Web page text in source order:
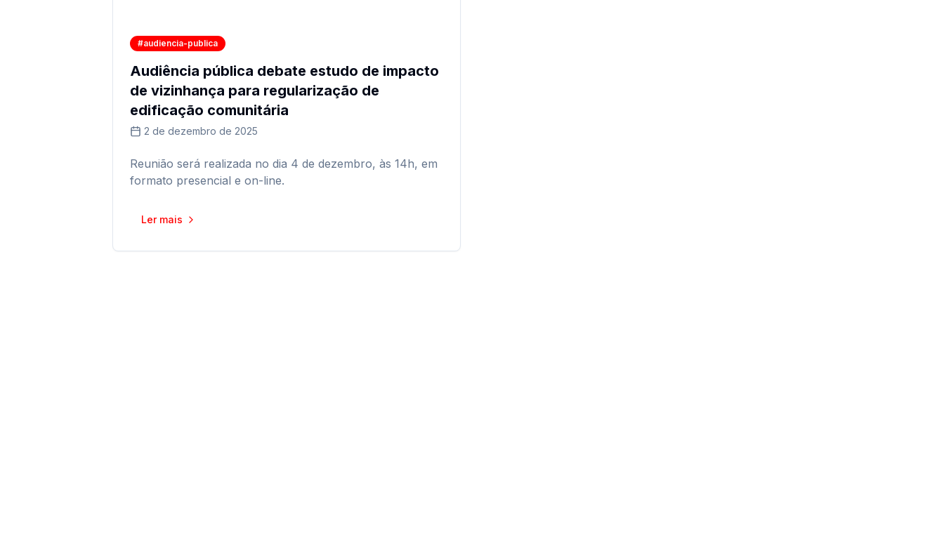
#audiencia-publica
Audiência pública debate estudo de impacto
de vizinhança para regularização de
edificação comunitária
2 de dezembro de 2025
Reunião será realizada no dia 4 de dezembro, às 14h, em
formato presencial e on-line.
Ler mais